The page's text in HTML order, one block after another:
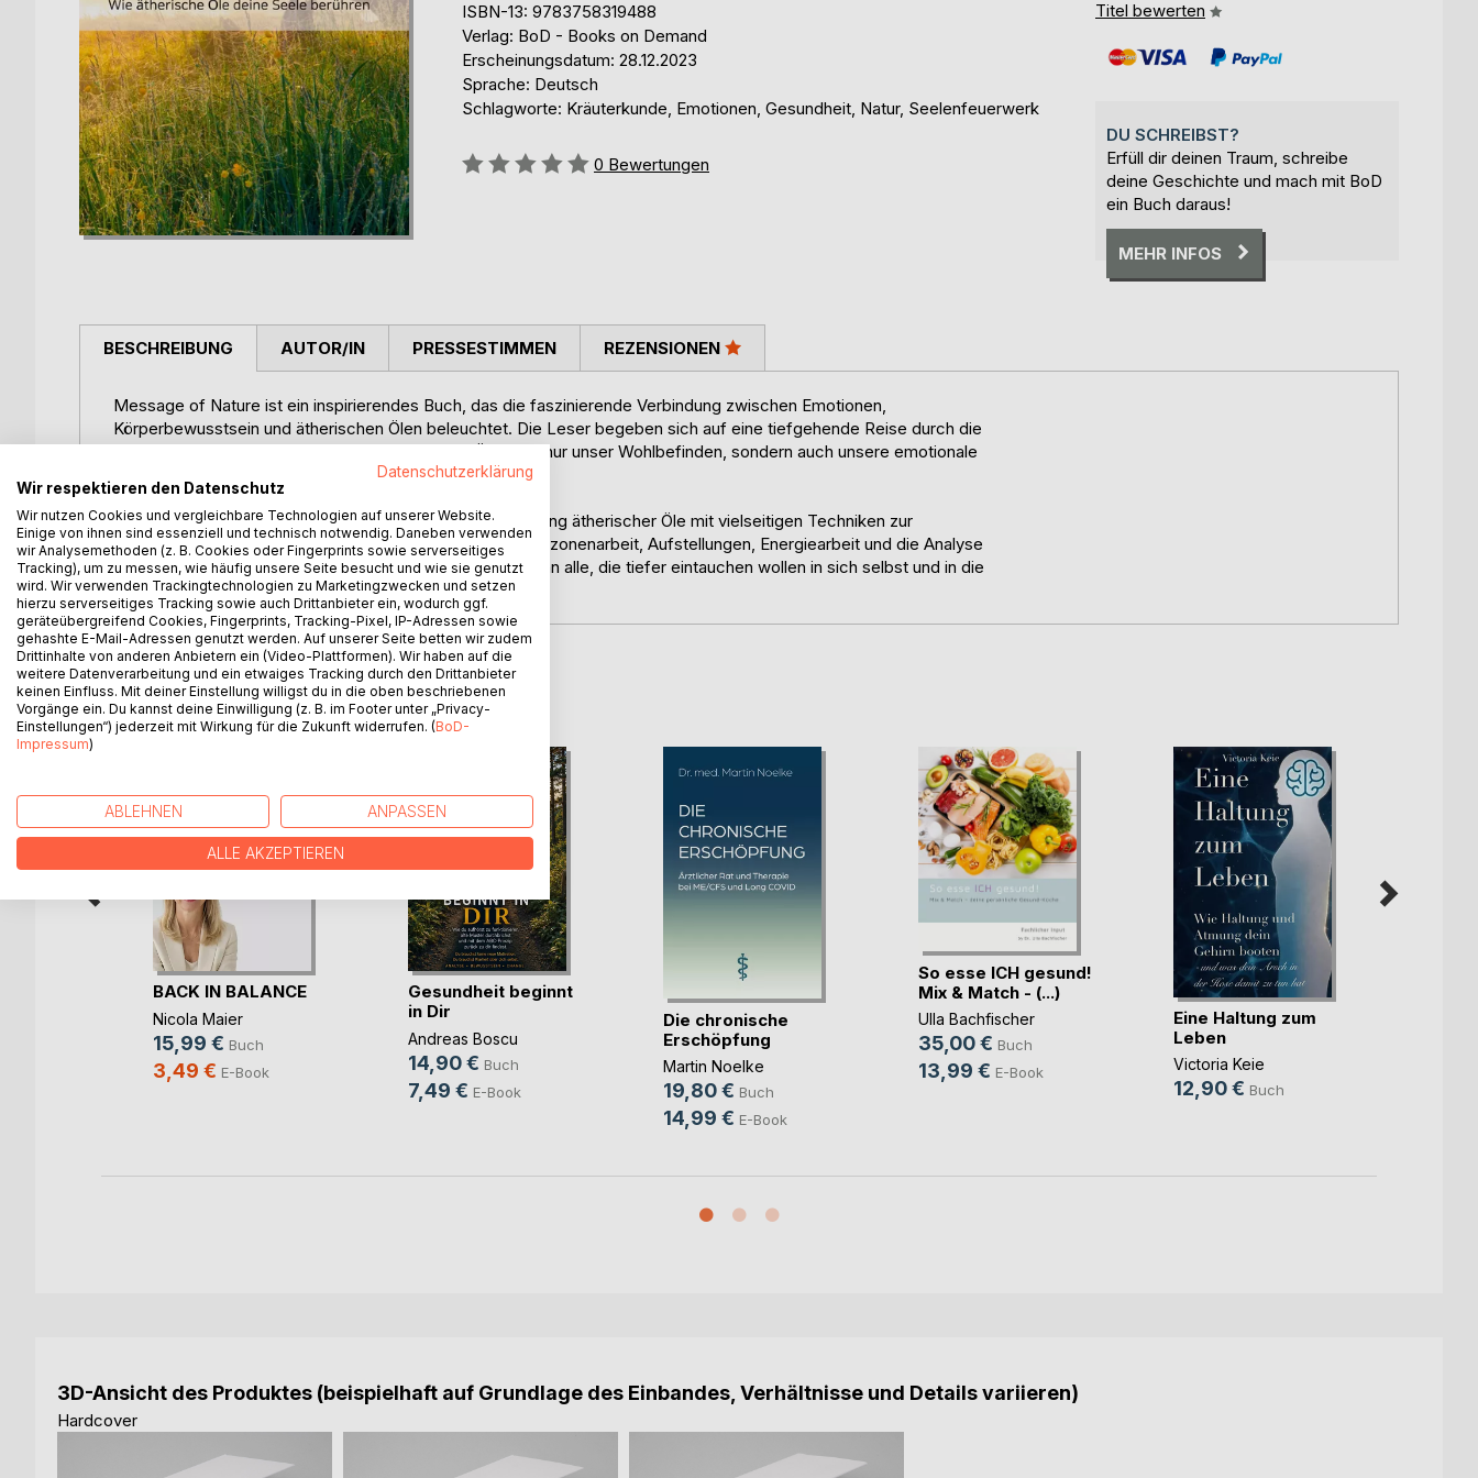
ISBN-13: 9783758319488
Verlag: BoD - Books on Demand
Erscheinungsdatum: 28.12.2023
Sprache: Deutsch
Schlagworte: Kräuterkunde, Emotionen, Gesundheit, Natur, Seelenfeuerwerk
Bewertung::
0 Bewertungen
Titel bewerten
DU SCHREIBST?
Erfüll dir deinen Traum, schreibe
deine Geschichte und mach mit BoD
ein Buch daraus!
MEHR INFOS
BESCHREIBUNG
Message of Nature ist ein inspirierendes Buch, das die faszinierende Verbindung zwischen Emotionen,
Körperbewusstsein und ätherischen Ölen beleuchtet. Die Leser begeben sich auf eine tiefgehende Reise durch die
Welt der Düfte, in der sie lernen, wie ätherische Öle nicht nur unser Wohlbefinden, sondern auch unsere emotionale
Balance nachhaltig beeinflussen können.
Dieses Werk vereint fundiertes Wissen über die Anwendung ätherischer Öle mit vielseitigen Techniken zur
Förderung der ganzheitlichen Gesundheit. Darunter Reflexzonenarbeit, Aufstellungen, Energiearbeit und die Analyse
von über 100 Emotionen. Message of Nature richtet sich an alle, die tiefer eintauchen wollen in sich selbst und in die
natürliche Kraft der Pflanzen.
AUTOR/IN PRESSESTIMMEN REZENSIONEN
WEITERE TITEL BEIBoD
BACK IN BALANCE
Nicola Maier
15,99 € Buch
3,49 € E-Book
Gesundheit beginnt
in Dir
Andreas Boscu
14,90 € Buch
7,49 € E-Book
Die chronische
Erschöpfung
Martin Noelke
19,80 € Buch
14,99 € E-Book
So esse ICH gesund!
Mix & Match - (...)
Ulla Bachfischer
35,00 € Buch
13,99 € E-Book
Eine Haltung zum
Leben
Victoria Keie
12,90 € Buch
3D-Ansicht des Produktes (beispielhaft auf Grundlage des Einbandes, Verhältnisse und Details variieren)
Hardcover
Datenschutzerklärung
Wir respektieren den Datenschutz
Wir nutzen Cookies und vergleichbare Technologien auf unserer Website.
Einige von ihnen sind essenziell und technisch notwendig. Daneben verwenden
wir Analysemethoden (z. B. Cookies oder Fingerprints sowie serverseitiges
Tracking), um zu messen, wie häufig unsere Seite besucht und wie sie genutzt
wird. Wir verwenden Trackingtechnologien zu Marketingzwecken und setzen
hierzu serverseitiges Tracking sowie auch Drittanbieter ein, wodurch ggf.
geräteübergreifend Cookies, Fingerprints, Tracking-Pixel, IP-Adressen sowie
gehashte E-Mail-Adressen genutzt werden. Auf unserer Seite betten wir zudem
Drittinhalte von anderen Anbietern ein (Video-Plattformen). Wir haben auf die
weitere Datenverarbeitung und ein etwaiges Tracking durch den Drittanbieter
keinen Einfluss. Mit deiner Einstellung willigst du in die oben beschriebenen
Vorgänge ein. Du kannst deine Einwilligung (z. B. im Footer unter „Privacy-
Einstellungen“) jederzeit mit Wirkung für die Zukunft widerrufen. (BoD-
Impressum)
ABLEHNEN ANPASSEN
ALLE AKZEPTIEREN